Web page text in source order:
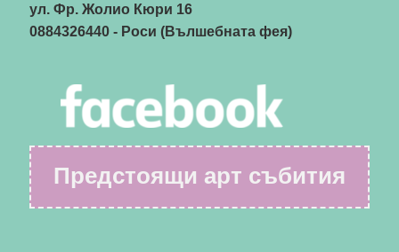
ул. Фр. Жолио Кюри 16
0884326440- Роси (Вълшебната фея)
Предстоящи арт събития